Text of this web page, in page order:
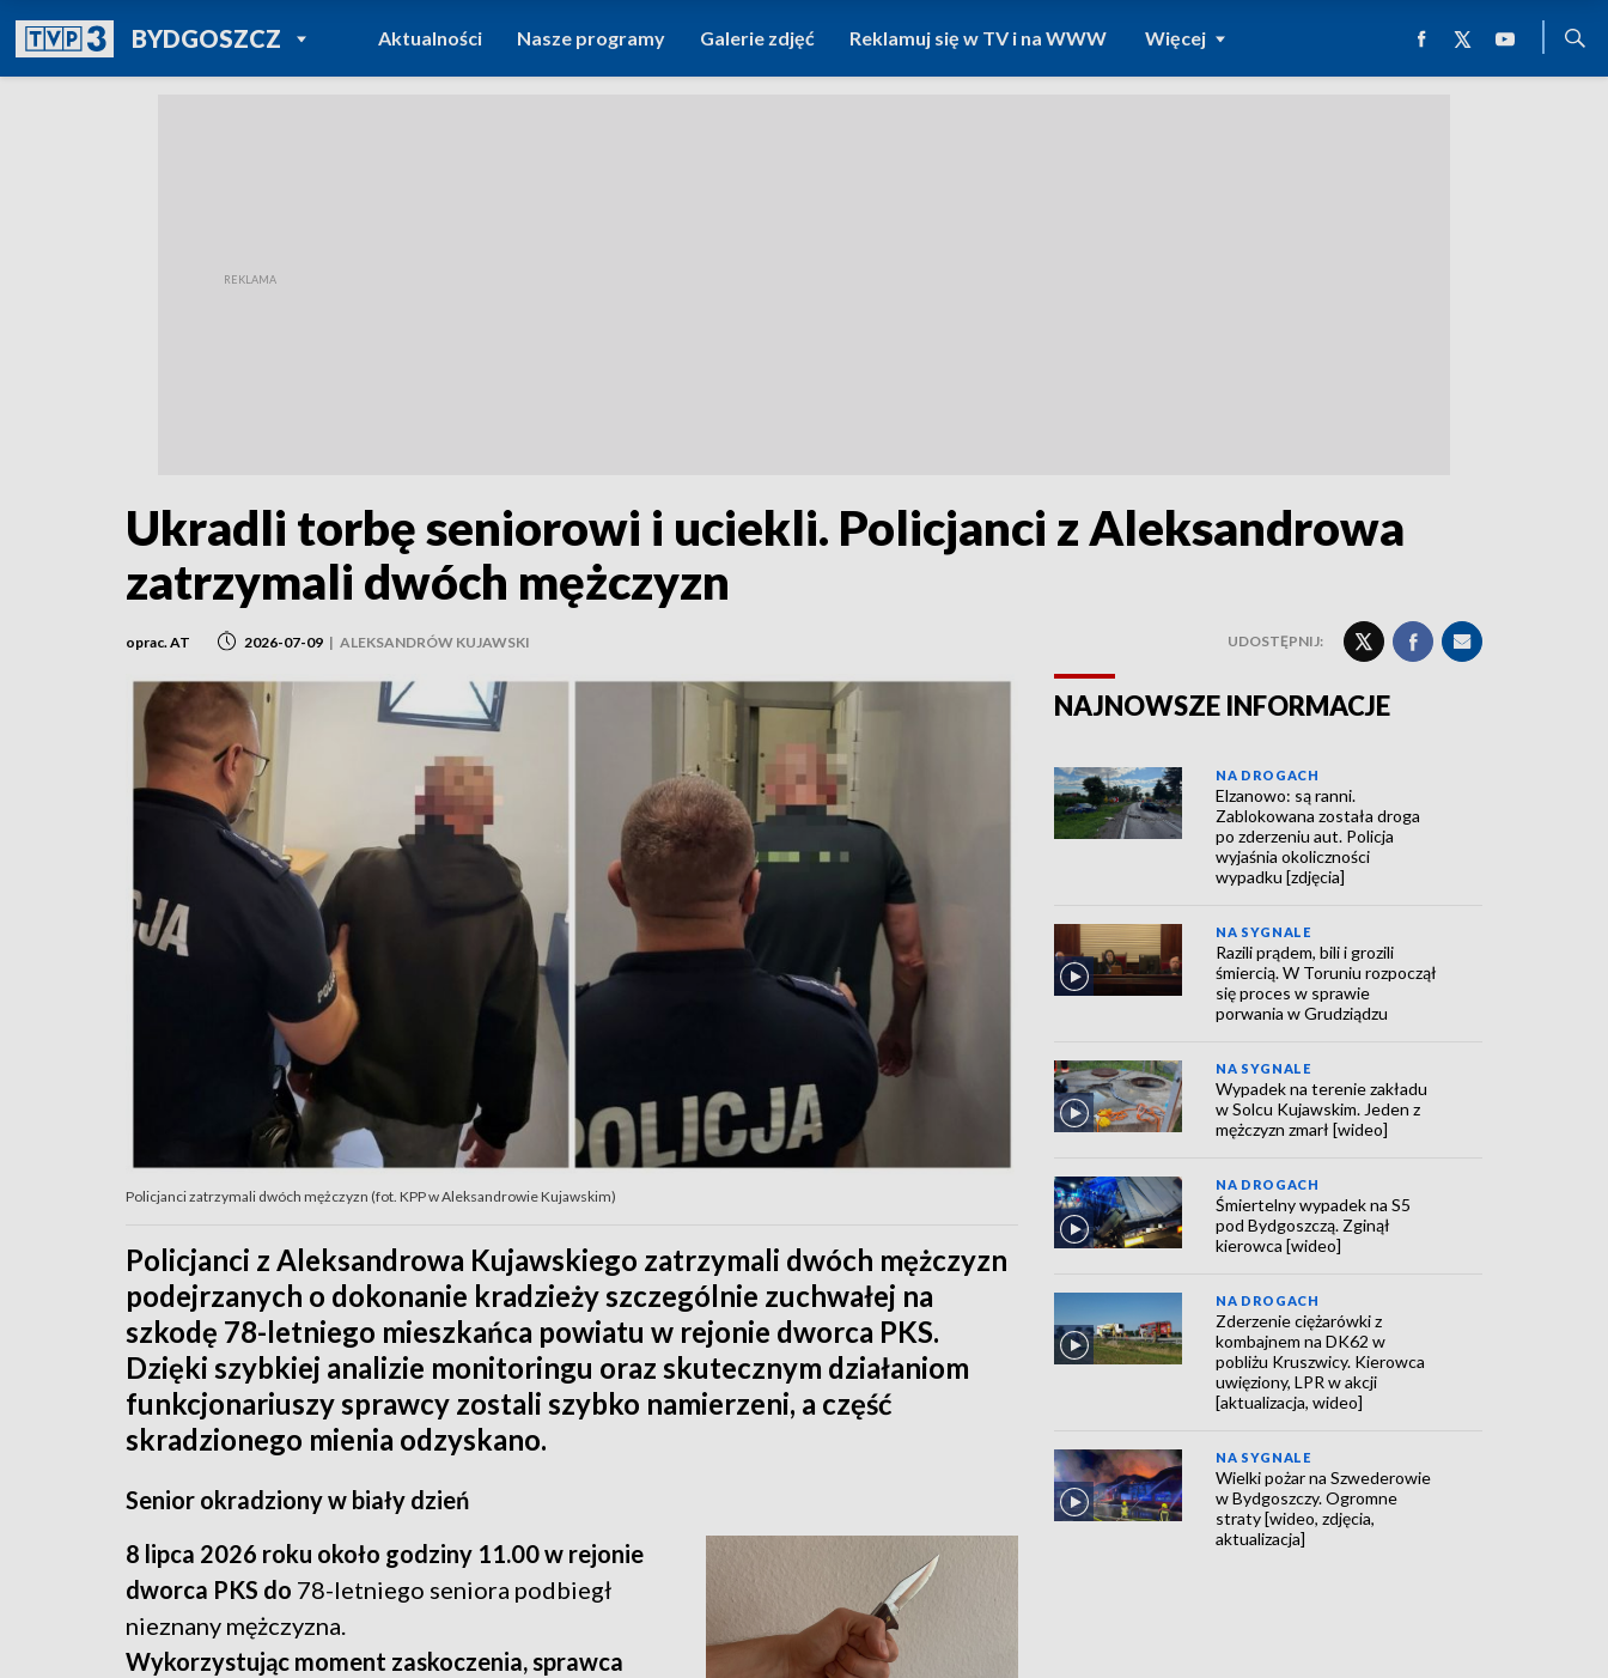
BYDGOSZCZPOWRÓT DO
TVP REGIONY
Aktualności Nasze programy Galerie zdjęć Reklamuj się w TV i na WWW Więcej
Ukradli torbę seniorowi i uciekli. Policjanci z Aleksandrowa
zatrzymali dwóch mężczyzn
oprac. AT 2026-07-09 | ALEKSANDRÓW KUJAWSKI UDOSTĘPNIJ:
Policjanci zatrzymali dwóch mężczyzn (fot. KPP w Aleksandrowie Kujawskim)
Policjanci z Aleksandrowa Kujawskiego zatrzymali dwóch mężczyzn
podejrzanych o dokonanie kradzieży szczególnie zuchwałej na
szkodę 78-letniego mieszkańca powiatu w rejonie dworca PKS.
Dzięki szybkiej analizie monitoringu oraz skutecznym działaniom
funkcjonariuszy sprawcy zostali szybko namierzeni, a część
skradzionego mienia odzyskano.
Senior okradziony w biały dzień
8 lipca 2026 roku około godziny 11.00 w rejonie
dworca PKS do 78-letniego seniora podbiegł
nieznany mężczyzna.
Wykorzystując moment zaskoczenia, sprawca
NAJNOWSZE INFORMACJE
NA DROGACH
Elzanowo: są ranni.
Zablokowana została droga
po zderzeniu aut. Policja
wyjaśnia okoliczności
wypadku [zdjęcia]
NA SYGNALE
Razili prądem, bili i grozili
śmiercią. W Toruniu rozpoczął
się proces w sprawie
porwania w Grudziądzu
NA SYGNALE
Wypadek na terenie zakładu
w Solcu Kujawskim. Jeden z
mężczyzn zmarł [wideo]
NA DROGACH
Śmiertelny wypadek na S5
pod Bydgoszczą. Zginął
kierowca [wideo]
NA DROGACH
Zderzenie ciężarówki z
kombajnem na DK62 w
pobliżu Kruszwicy. Kierowca
uwięziony, LPR w akcji
[aktualizacja, wideo]
NA SYGNALE
Wielki pożar na Szwederowie
w Bydgoszczy. Ogromne
straty [wideo, zdjęcia,
aktualizacja]